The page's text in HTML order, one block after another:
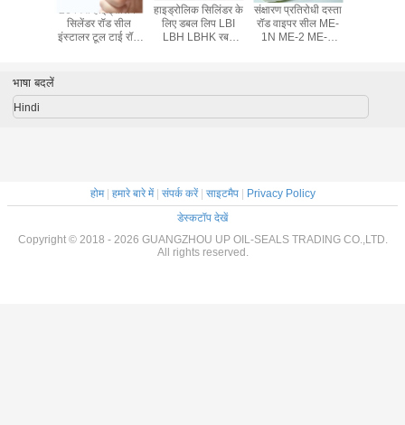
ऑयल
26 मिमी हाइड्रोलिक
सिलेंडर रॉड सील
इंस्टालर टूल टाई रॉड
हाइड्रोलिक सिलिंडर के
लिए डबल लिप LBI
LBH LBHK रबर
संक्षारण प्रतिरोधी दस्ता
रॉड वाइपर सील ME-
1N ME-2 ME-8
भाषा बदलें
Hindi
होम| हमारे बारे में| संपर्क करें| साइटमैप| Privacy Policy
डेस्कटॉप देखें
Copyright © 2018 - 2026 GUANGZHOU UP OIL-SEALS TRADING CO.,LTD.
All rights reserved.